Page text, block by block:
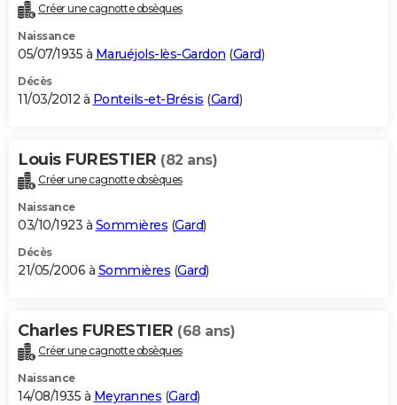
Créer une cagnotte obsèques
Naissance
05/07/1935 à Maruéjols-lès-Gardon (Gard)
Décès
11/03/2012 à Ponteils-et-Brésis (Gard)
Louis FURESTIER (82 ans)
Créer une cagnotte obsèques
Naissance
03/10/1923 à Sommières (Gard)
Décès
21/05/2006 à Sommières (Gard)
Charles FURESTIER (68 ans)
Créer une cagnotte obsèques
Naissance
14/08/1935 à Meyrannes (Gard)